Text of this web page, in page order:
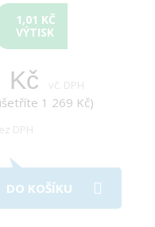
1,01 KČ
VÝTISK
Kč vč. DPH
1 269 Kč)
DPH
DO KOŠÍKU